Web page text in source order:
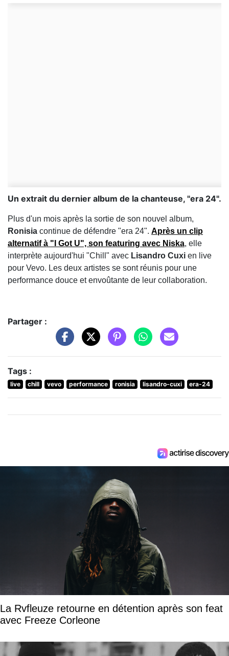
Un extrait du dernier album de la chanteuse, "era 24".
Plus d'un mois après la sortie de son nouvel album,
Ronisia continue de défendre "era 24". Après un clip
alternatif à "I Got U", son featuring avec Niska, elle
interprète aujourd'hui "Chill" avec Lisandro Cuxi en live
pour Vevo. Les deux artistes se sont réunis pour une
performance douce et envoûtante de leur collaboration.
Partager :
Tags :
live chill vevo performance ronisia lisandro-cuxi era-24
La Rvfleuze retourne en détention après son feat
avec Freeze Corleone